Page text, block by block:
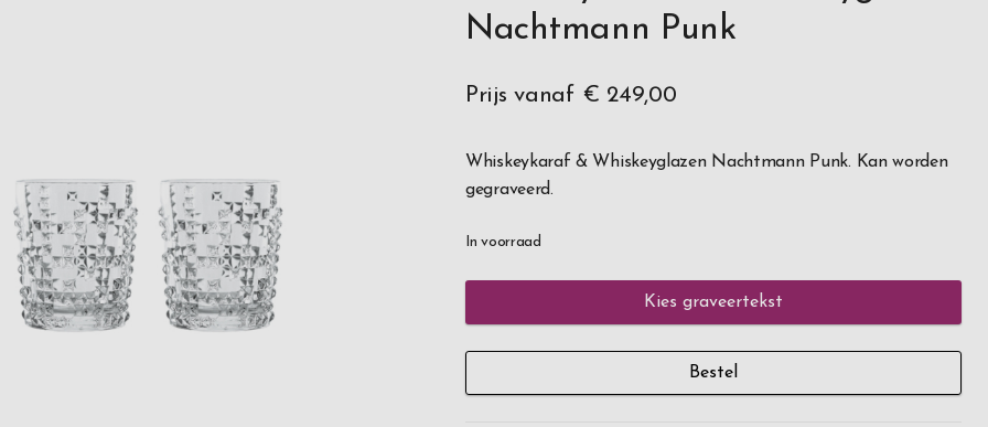
Nachtmann Punk
Prijs vanaf € 249,00
Whiskeykaraf & Whiskeyglazen Nachtmann Punk. Kan worden
gegraveerd.
In voorraad
Kies graveertekst
Bestel